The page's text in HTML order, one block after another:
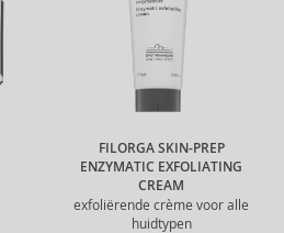
FILORGA SKIN-PREP
ENZYMATIC EXFOLIATING
CREAM
exfoliërende crème voor alle
huidtypen